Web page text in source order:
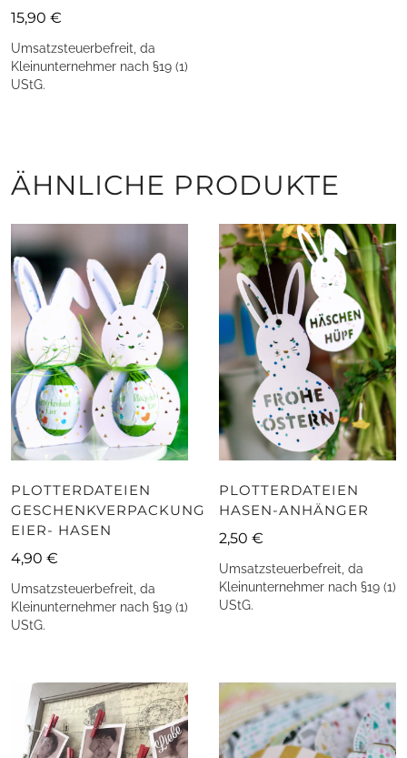
15,90 €
Umsatzsteuerbefreit, da
Kleinunternehmer nach §19 (1)
UStG.
ÄHNLICHE PRODUKTE
PLOTTERDATEIEN
GESCHENKVERPACKUNG
EIER- HASEN
4,90 €
Umsatzsteuerbefreit, da
Kleinunternehmer nach §19 (1)
UStG.
PLOTTERDATEIEN
HASEN-ANHÄNGER
2,50 €
Umsatzsteuerbefreit, da
Kleinunternehmer nach §19 (1)
UStG.